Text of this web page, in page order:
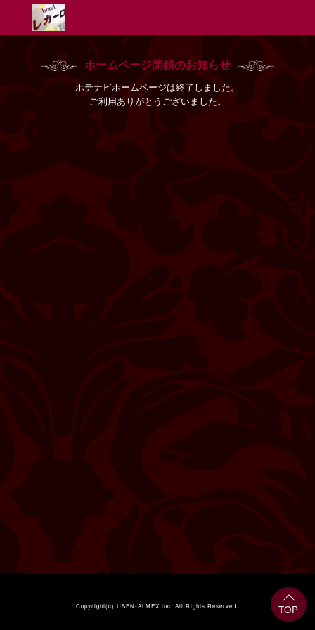
ホームページ閉鎖のお知らせ
ホテナビホームページは終了しました。
ご利用ありがとうございました。
Copyright(c)USEN-ALMEX inc, All Rights Reserved.